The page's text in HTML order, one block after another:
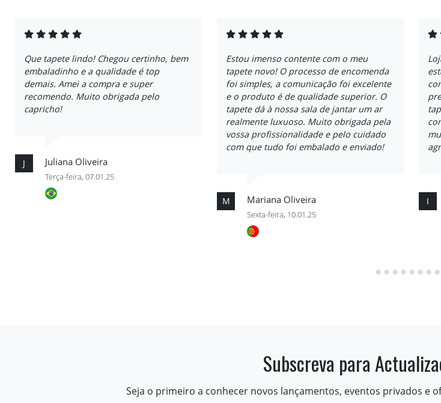
Que tapete lindo! Chegou certinho, bem
embaladinho e a qualidade é top
demais. Amei a compra e super
recomendo. Muito obrigada pelo
capricho!
J Juliana Oliveira
Terça-feira, 07.01.25
Estou imenso contente com o meu
tapete novo! O processo de encomenda
foi simples, a comunicação foi excelente
e o produto é de qualidade superior. O
tapete dá à nossa sala de jantar um ar
realmente luxuoso. Muito obrigada pela
vossa profissionalidade e pelo cuidado
com que tudo foi embalado e enviado!
M Mariana Oliveira
Sexta-feira, 10.01.25
I
Subscreva para
Seja o primeiro a conhecer novos lançamentos, eventos privados e